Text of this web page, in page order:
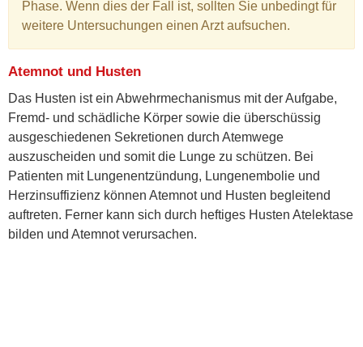
Phase. Wenn dies der Fall ist, sollten Sie unbedingt für
weitere Untersuchungen einen Arzt aufsuchen.
Atemnot und Husten
Das Husten ist ein Abwehrmechanismus mit der Aufgabe,
Fremd- und schädliche Körper sowie die überschüssig
ausgeschiedenen Sekretionen durch Atemwege
auszuscheiden und somit die Lunge zu schützen. Bei
Patienten mit Lungenentzündung, Lungenembolie und
Herzinsuffizienz können Atemnot und Husten begleitend
auftreten. Ferner kann sich durch heftiges Husten Atelektase
bilden und Atemnot verursachen.